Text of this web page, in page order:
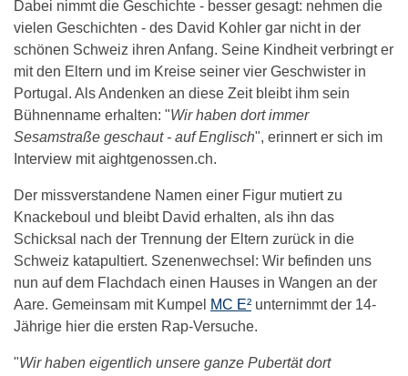
Dabei nimmt die Geschichte - besser gesagt: nehmen die
vielen Geschichten - des David Kohler gar nicht in der
schönen Schweiz ihren Anfang. Seine Kindheit verbringt er
mit den Eltern und im Kreise seiner vier Geschwister in
Portugal. Als Andenken an diese Zeit bleibt ihm sein
Bühnenname erhalten: "Wir haben dort immer
Sesamstraße geschaut - auf Englisch", erinnert er sich im
Interview mit aightgenossen.ch.
Der missverstandene Namen einer Figur mutiert zu
Knackeboul und bleibt David erhalten, als ihn das
Schicksal nach der Trennung der Eltern zurück in die
Schweiz katapultiert. Szenenwechsel: Wir befinden uns
nun auf dem Flachdach einen Hauses in Wangen an der
Aare. Gemeinsam mit Kumpel MC E² unternimmt der 14-
Jährige hier die ersten Rap-Versuche.
"Wir haben eigentlich unsere ganze Pubertät dort